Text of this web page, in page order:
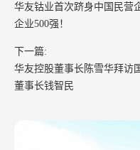
华友钴业首次跻身中国民营
企业500强！
下一篇:
华友控股董事长陈雪华拜访
董事长钱智民